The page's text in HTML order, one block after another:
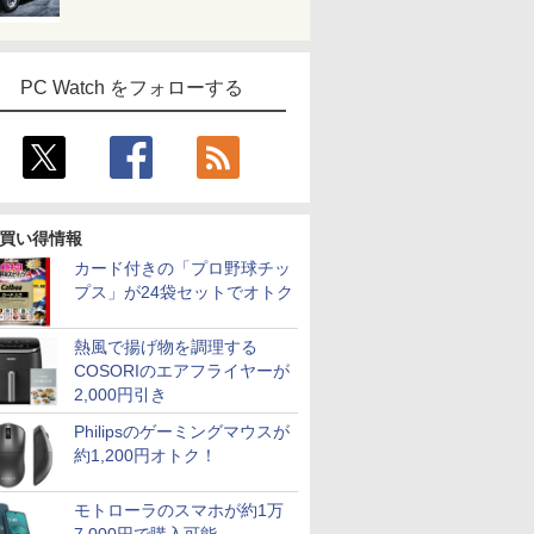
PC Watch をフォローする
い得情報
カード付きの「プロ野球チッ
プス」が24袋セットでオトク
熱風で揚げ物を調理する
COSORIのエアフライヤーが
2,000円引き
Philipsのゲーミングマウスが
約1,200円オトク！
モトローラのスマホが約1万